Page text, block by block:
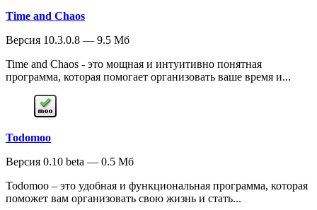
Time and Chaos
Версия 10.3.0.8 — 9.5 Мб
Time and Chaos - это мощная и интуитивно понятная
программа, которая помогает организовать ваше время и...
Todomoo
Версия 0.10 beta — 0.5 Мб
Todomoo – это удобная и функциональная программа, которая
поможет вам организовать свою жизнь и стать...